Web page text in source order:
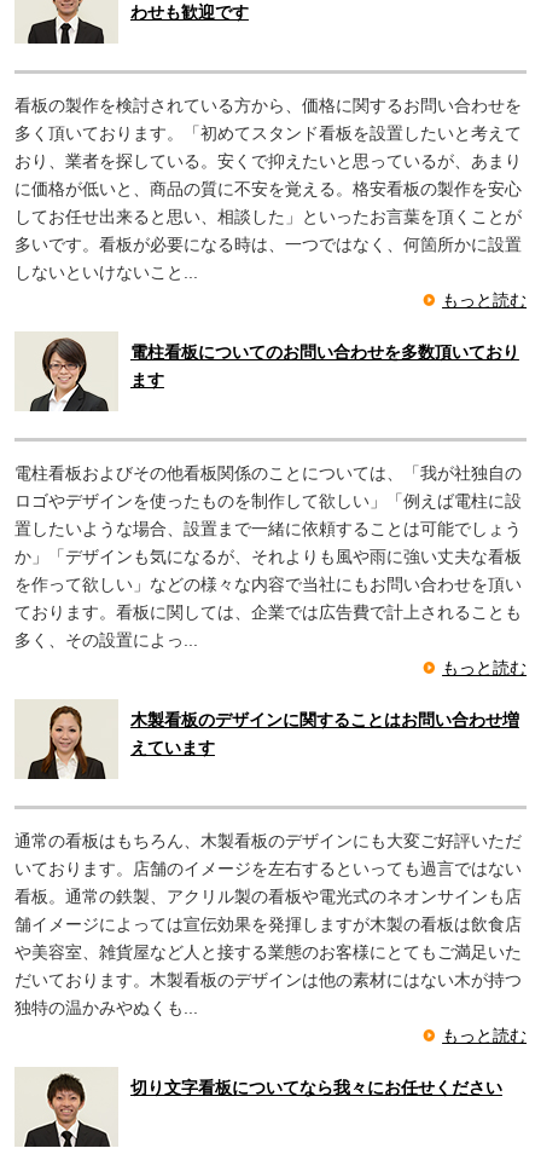
わせも歓迎です
看板の製作を検討されている方から、価格に関するお問い合わせを
多く頂いております。「初めてスタンド看板を設置したいと考えて
おり、業者を探している。安くで抑えたいと思っているが、あまり
に価格が低いと、商品の質に不安を覚える。格安看板の製作を安心
してお任せ出来ると思い、相談した」といったお言葉を頂くことが
多いです。看板が必要になる時は、一つではなく、何箇所かに設置
しないといけないこと...
もっと読む
電柱看板についてのお問い合わせを多数頂いており
ます
電柱看板およびその他看板関係のことについては、「我が社独自の
ロゴやデザインを使ったものを制作して欲しい」「例えば電柱に設
置したいような場合、設置まで一緒に依頼することは可能でしょう
か」「デザインも気になるが、それよりも風や雨に強い丈夫な看板
を作って欲しい」などの様々な内容で当社にもお問い合わせを頂い
ております。看板に関しては、企業では広告費で計上されることも
多く、その設置によっ...
もっと読む
木製看板のデザインに関することはお問い合わせ増
えています
通常の看板はもちろん、木製看板のデザインにも大変ご好評いただ
いております。店舗のイメージを左右するといっても過言ではない
看板。通常の鉄製、アクリル製の看板や電光式のネオンサインも店
舗イメージによっては宣伝効果を発揮しますが木製の看板は飲食店
や美容室、雑貨屋など人と接する業態のお客様にとてもご満足いた
だいております。木製看板のデザインは他の素材にはない木が持つ
独特の温かみやぬくも...
もっと読む
切り文字看板についてなら我々にお任せください